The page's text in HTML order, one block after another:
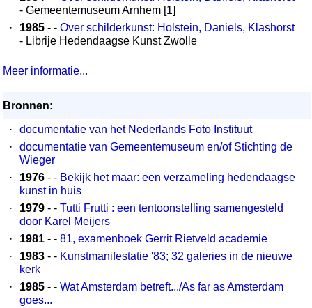
- Gemeentemuseum Arnhem [1]
·
1985 - - Over schilderkunst: Holstein, Daniels, Klashorst
- Librije Hedendaagse Kunst Zwolle
Meer informatie...
Bronnen:
·
documentatie van het Nederlands Foto Instituut
·
documentatie van Gemeentemuseum en/of Stichting de
Wieger
·
1976 - - Bekijk het maar: een verzameling hedendaagse
kunst in huis
·
1979 - - Tutti Frutti : een tentoonstelling samengesteld
door Karel Meijers
·
1981 - - 81, examenboek Gerrit Rietveld academie
·
1983 - - Kunstmanifestatie '83; 32 galeries in de nieuwe
kerk
·
1985 - - Wat Amsterdam betreft.../As far as Amsterdam
goes...